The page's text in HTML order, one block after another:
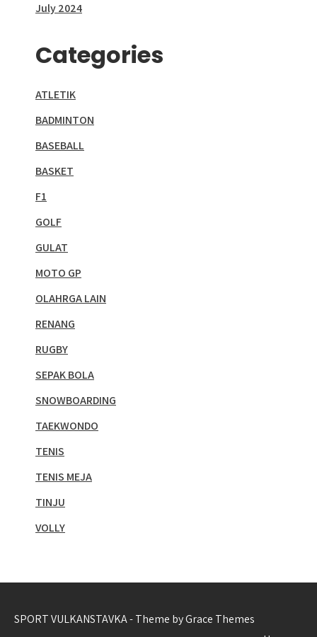
July 2024
Categories
ATLETIK
BADMINTON
BASEBALL
BASKET
F1
GOLF
GULAT
MOTO GP
OLAHRGA LAIN
RENANG
RUGBY
SEPAK BOLA
SNOWBOARDING
TAEKWONDO
TENIS
TENIS MEJA
TINJU
VOLLY
SPORT VULKANSTAVKA - Theme by Grace Themes